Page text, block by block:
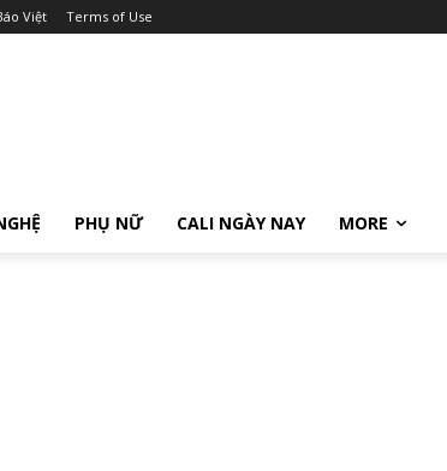
Việt Terms of Use
PHỤ NỮ CALI NGÀY NAY MORE